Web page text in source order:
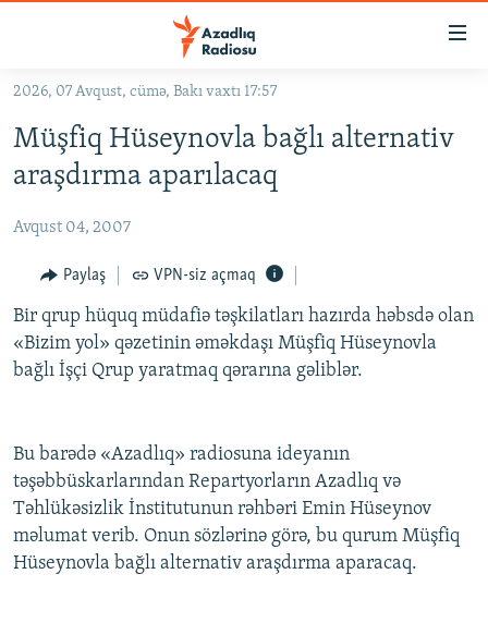
Əsas
qayıt
Əsas
naviqasiyaya
qayıt
#İZAHLA
KORRUPSIOMETR
#ƏSLINDƏ
FƏRQƏ BAX
QANUNI DOĞRU
ARAŞDIRMA
FOTOQALEREYA
İNFOQRAFIKA
OXU ZALI
AZƏRBAYCAN ƏDƏBIYYATI KITABXANASI
HAQQIMIZDA
MISSIYAMIZ
PEŞƏ ETIKASI VƏ JURNALISTIKA STANDARTLARIMIZ
BIZI IZLƏ
2026, 07 Avqust, cümə, Bakı vaxtı 17:57
Müşfiq Hüseynovla bağlı alternativ
araşdırma aparılacaq
Avqust 04, 2007
Paylaş VPN-siz açmaq
Bir qrup hüquq müdafiə təşkilatları hazırda həbsdə olan
«Bizim yol» qəzetinin əməkdaşı Müşfiq Hüseynovla
bağlı İşçi Qrup yaratmaq qərarına gəliblər.
Bu barədə «Azadlıq» radiosuna ideyanın
təşəbbüskarlarından Repartyorların Azadlıq və
Təhlükəsizlik İnstitutunun rəhbəri Emin Hüseynov
məlumat verib. Onun sözlərinə görə, bu qurum Müşfiq
Hüseynovla bağlı alternativ araşdırma aparacaq.